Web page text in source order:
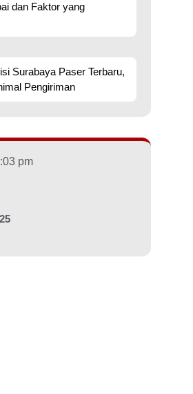
dan Faktor yang
Surabaya Paser Terbaru,
Pengiriman
pm